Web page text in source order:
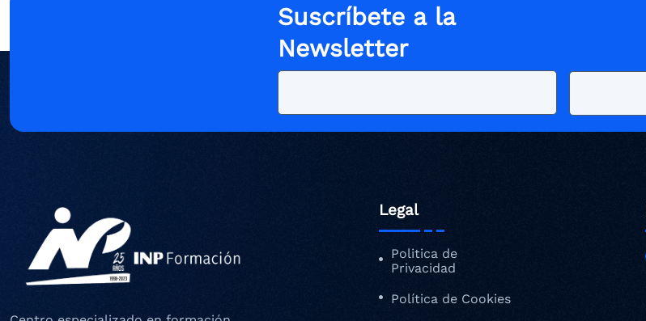
Suscríbete a la
Newsletter
Legal
Politica de
Privacidad
Política de Cookies